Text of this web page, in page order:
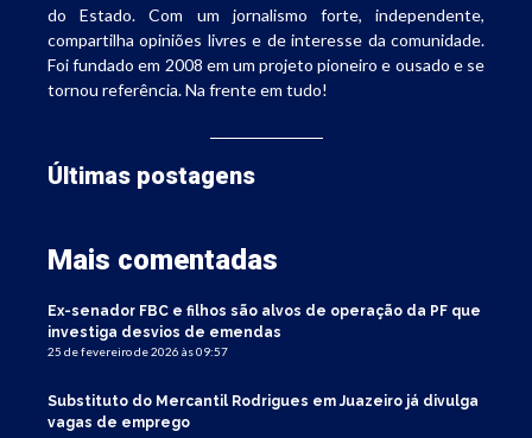
do Estado. Com um jornalismo forte, independente,
compartilha opiniões livres e de interesse da comunidade.
Foi fundado em 2008 em um projeto pioneiro e ousado e se
tornou referência. Na frente em tudo!
Últimas postagens
Mais comentadas
Ex-senador FBC e filhos são alvos de operação da PF que
investiga desvios de emendas
25 de fevereiro de 2026 às 09:57
Substituto do Mercantil Rodrigues em Juazeiro já divulga
vagas de emprego